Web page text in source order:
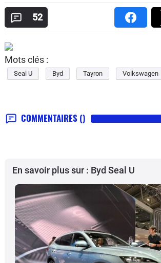
52
Mots clés :
Seal U Byd Tayron Volkswagen
COMMENTAIRES ()
En savoir plus sur : Byd Seal U